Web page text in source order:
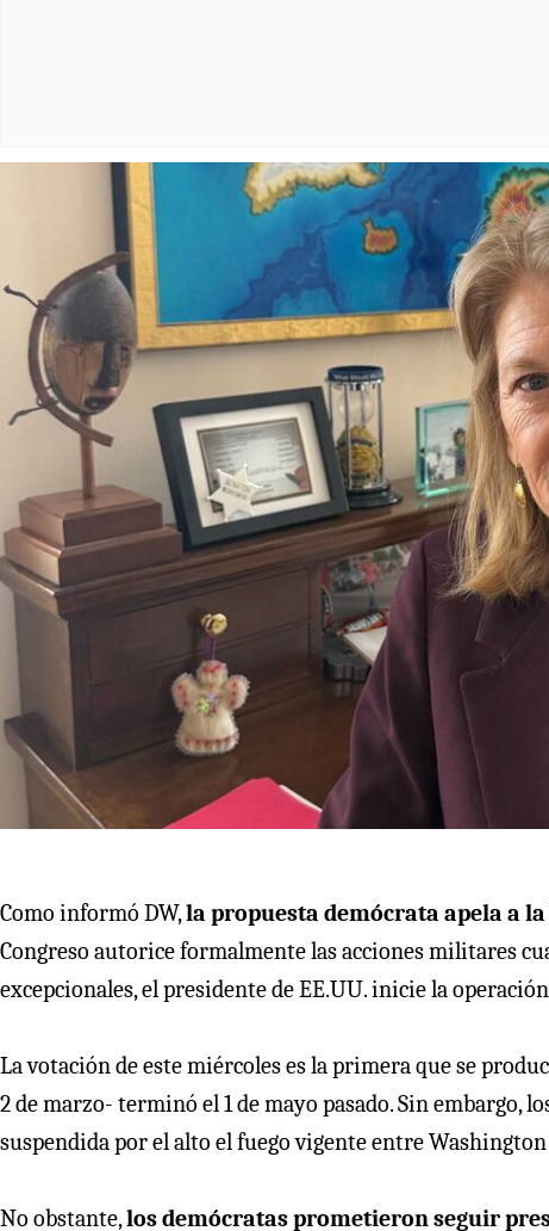
Como informó DW,la propuesta demócrata apela a la
Congreso autorice formalmente las acciones militares
excepcionales, el presidente de EE.UU. inicie la
La votación de este miércoles es la primera que se
2 de marzo- terminó el 1 de mayo pasado. Sin embargo,
suspendida por el alto el fuego vigente entre Washington
No obstante,los demócratas prometieron seguir